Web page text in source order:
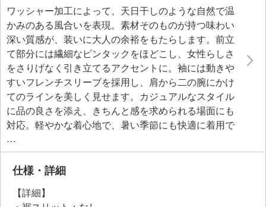
ワッシャー加工によって、天日干しのような自然で温
かみのある風合いを表現。素材そのものが持つ味わい
深い質感が、装いに大人の余裕をもたらします。前立
て部分には繊細なピンタックをほどこし、女性らしさ
をさりげなく引き立てるアクセントに。袖には動きや
すいフレンチスリーブを採用し、肩から二の腕にかけ
てのラインを美しく見せます。カジュアルなスタイル
に品の良さを添え、きちんと感を求められる場面にも
対応。軽やかな着心地で、暑い季節にも快適に着用で
きる一着です。
仕様・詳細
【詳細】